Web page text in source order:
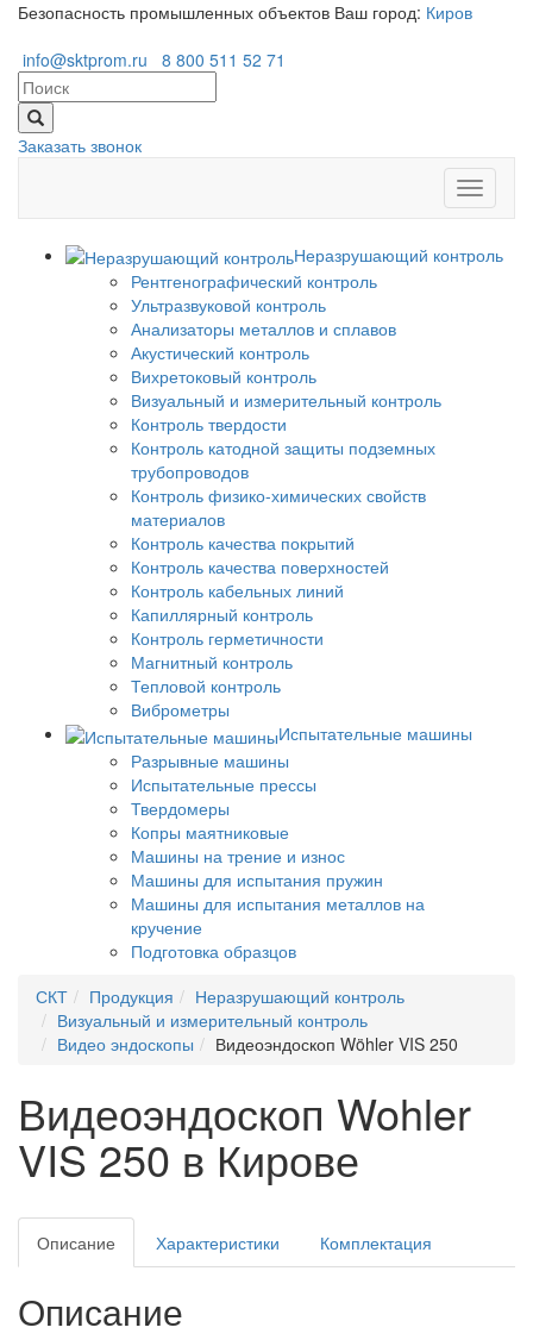
Безопасность промышленных объектов Ваш город: Киров
info@sktprom.ru
8 800 511 52 71
Заказать звонок
Неразрушающий контроль
Рентгенографический контроль
Ультразвуковой контроль
Анализаторы металлов и сплавов
Акустический контроль
Вихретоковый контроль
Визуальный и измерительный контроль
Контроль твердости
Контроль катодной защиты подземных
трубопроводов
Контроль физико-химических свойств
материалов
Контроль качества покрытий
Контроль качества поверхностей
Контроль кабельных линий
Капиллярный контроль
Контроль герметичности
Магнитный контроль
Тепловой контроль
Виброметры
Испытательные машины
Разрывные машины
Испытательные прессы
Твердомеры
Копры маятниковые
Машины на трение и износ
Машины для испытания пружин
Машины для испытания металлов на
кручение
Подготовка образцов
СКТ
Продукция
Неразрушающий контроль
Визуальный и измерительный контроль
Видео эндоскопы
Видеоэндоскоп Wöhler VIS 250
Видеоэндоскоп Wohler
VIS 250 в Кирове
Описание Характеристики Комплектация
Описание